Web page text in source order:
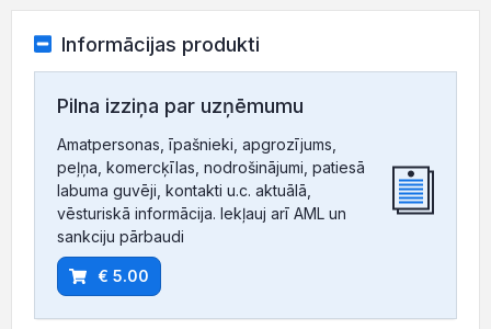
Informācijas produkti
Pilna izziņa par uzņēmumu
Amatpersonas, īpašnieki, apgrozījums,
peļņa, komercķīlas, nodrošinājumi, patiesā
labuma guvēji, kontakti u.c. aktuālā,
vēsturiskā informācija. Iekļauj arī AML un
sankciju pārbaudi
€ 5.00